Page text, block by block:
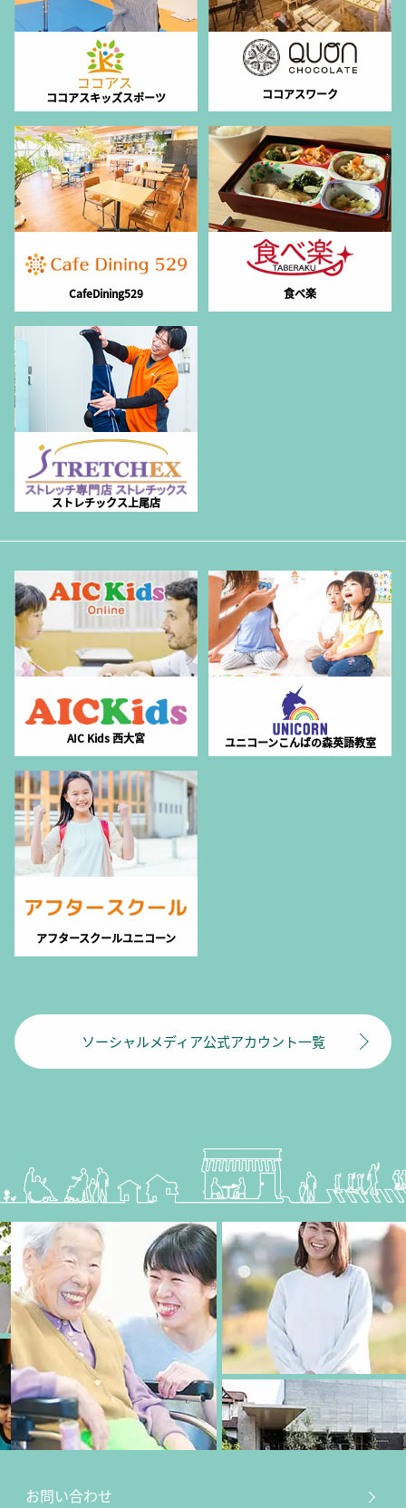
ココアスキッズスポーツ ココアスワーク
CafeDining529 食べ楽
ストレチックス上尾店
AIC Kids 西大宮 ユニコーンこんばの森英語教室
アフタースクールユニコーン
ソーシャルメディア公式アカウント一覧
お問い合わせ